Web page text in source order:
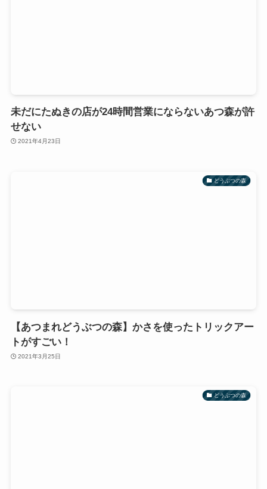
未だにたぬきの店が24時間営業にならないあつ森が許
せない
2021年4月23日
どうぶつの森
【あつまれどうぶつの森】かさを使ったトリックアー
トがすごい！
2021年3月25日
どうぶつの森